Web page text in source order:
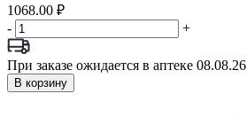
1068.00 ₽
-
+
При заказе ожидается в аптеке 08.08.26
В корзину